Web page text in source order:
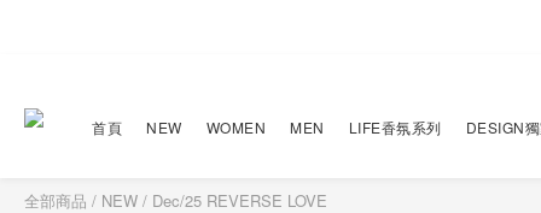
首頁 NEW WOMEN MEN LIFE香氛系列 DESIGN
全部商品 / NEW / Dec/25 REVERSE LOVE